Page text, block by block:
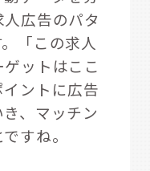
広告のパタ
「この求人
ットはここ
ントに広告
、マッチン
すね。